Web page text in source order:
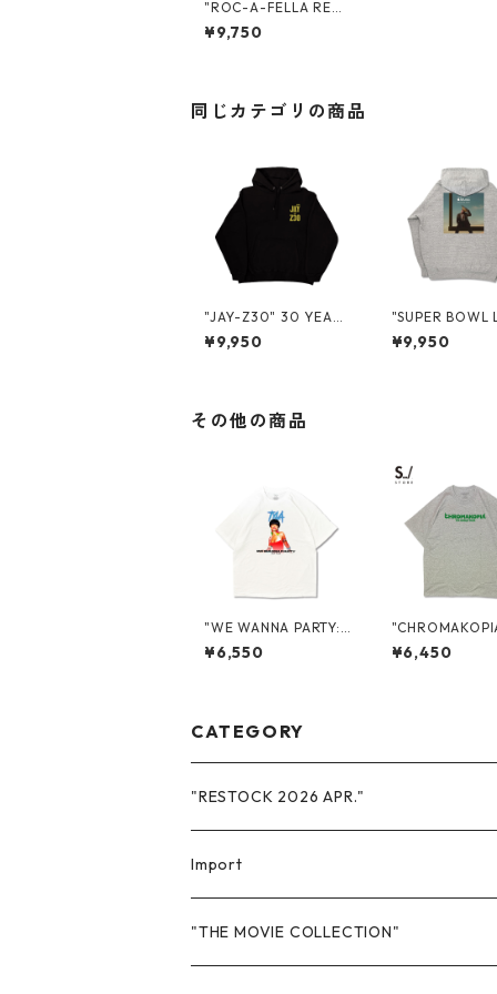
"ROC-A-FELLA REC
ORDS" SWEAT HOO
DIE
¥9,750
同じカテゴリの商品
"JAY-Z30" 30 YEARS
PROMO SWEAT PULL
OVER HOODIE
¥9,950
"SUPER BOWL
LFTIME SHOW
N SANTA
¥9,950
その他の商品
"WE WANNA PARTY:
ASIA" TOUR PROMO
S/S TEE
¥6,550
E WORLD
IA" PROMO S/S
¥6,450
CATEGORY
"RESTOCK 2026 APR."
Import
Sweat
"THE MOVIE COLLECTION"